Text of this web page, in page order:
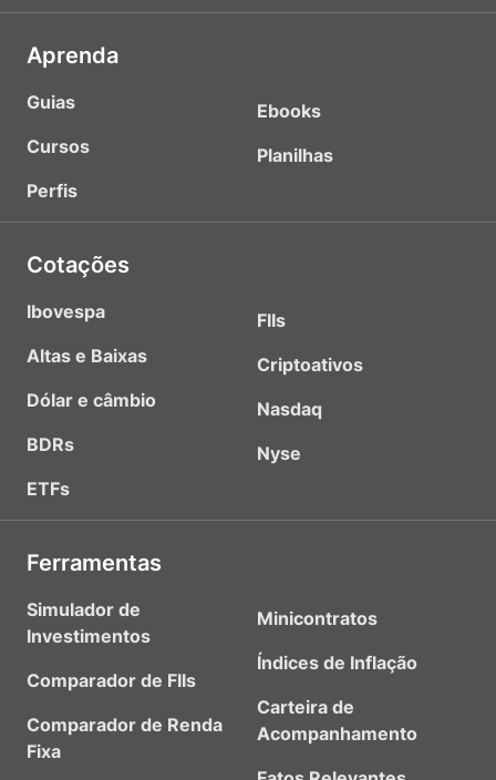
Aprenda
Guias
Cursos
Perfis
Ebooks
Planilhas
Cotações
Ibovespa
Altas e Baixas
Dólar e câmbio
BDRs
ETFs
FIIs
Criptoativos
Nasdaq
Nyse
Ferramentas
Simulador de
Investimentos
Comparador de FIIs
Comparador de Renda
Fixa
Minicontratos
Índices de Inflação
Carteira de
Acompanhamento